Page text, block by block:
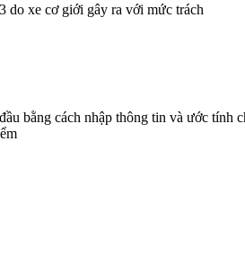
do xe cơ giới gây ra với mức trách
bằng cách nhập thông tin và ước tính